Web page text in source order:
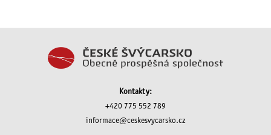
Kontakty:
+420 775 552 789
informace@ceskesvycarsko.cz